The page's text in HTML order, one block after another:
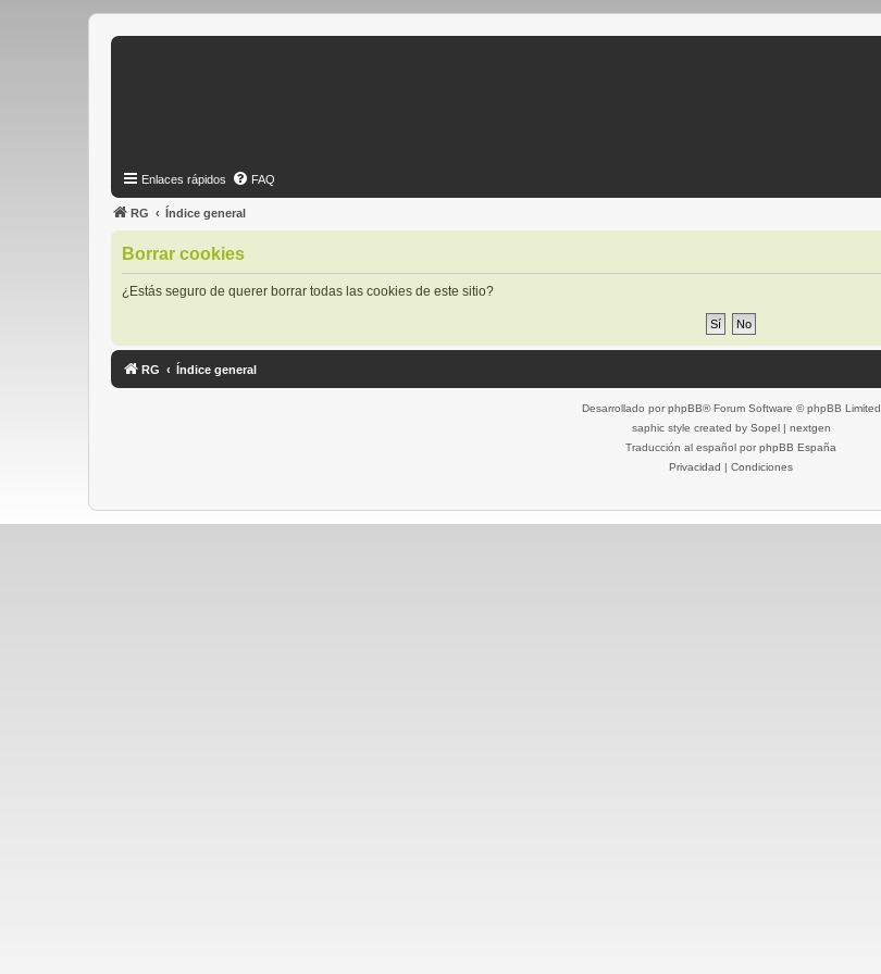
Enlaces rápidos FAQ
RG Índice general
Borrar cookies
¿Estás seguro de querer borrar todas las cookies de este sitio?
RG Índice general
Desarrollado por phpBB® Forum Software © phpBB Limited
saphic style created by Sopel| nextgen
Traducción al español por phpBB España
Privacidad | Condiciones